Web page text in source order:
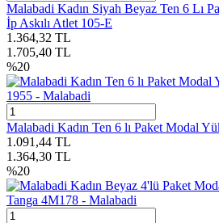
Malabadi Kadın Siyah Beyaz Ten 6 Lı
İp Askılı Atlet 105-E
1.364,32 TL
1.705,40 TL
%20
Malabadi Kadın Ten 6 lı Paket Modal
1.091,44 TL
1.364,30 TL
%20